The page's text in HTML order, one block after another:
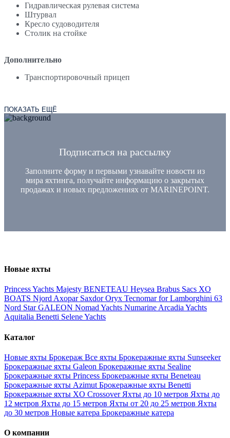
ПОКАЗАТЬ ЕЩЁ
Гидравлическая рулевая система
Штурвал
Кресло судоводителя
Столик на стойке
Дополнительно
Транспортировочный прицеп
Подписаться на рассылку
Заполните форму и первыми узнавайте новости из
мира яхтинга, получайте информацию о закрытых
продажах и новых предложениях от MARINEPOINT.
Новые яхты
Princess Yachts Majesty BENETEAU Heysea Brabus Sacs XO
BOATS Njord Axopar SaxdorOryx Tecnomar for Lamborghini 63
Nord StarGALEON Nomad Yachts Numarine Arcadia Yachts
Aquitalia Benetti Selene Yachts
Каталог
Новые яхты Брокераж Все яхты Брокеражные яхты Sunseeker
Брокеражные яхты Galeon Брокеражные яхты Sealine
Брокеражные яхты Princess Брокеражные яхты Beneteau
Брокеражные яхты Azimut Брокеражные яхты Benetti
Брокеражные яхты XO Crossover Яхты до 10 метров Яхты до
12 метров Яхты до 15 метров Яхты от 20 до 25 метров Яхты
до 30 метров Новые катера Брокеражные катера
О компании